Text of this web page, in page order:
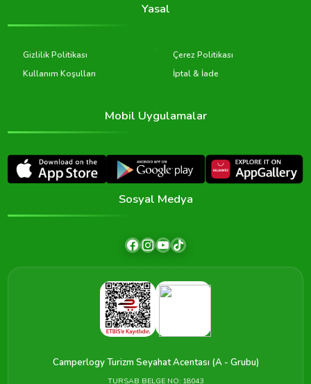
Yasal
Gizlilik Politikası
Çerez Politikası
Kullanım Koşulları
İptal & İade
Mobil Uygulamalar
Sosyal Medya
Camperlogy Turizm Seyahat Acentası (A - Grubu)
TURSAB BELGE NO: 18043